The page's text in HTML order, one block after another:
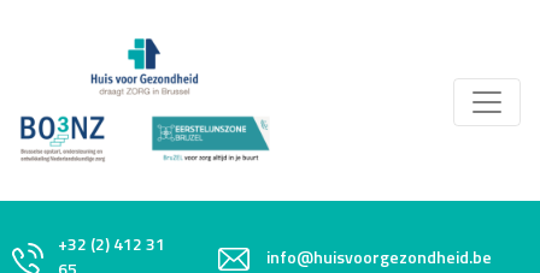
+32 (2) 412 31
info@huisvoorgezondheid.be